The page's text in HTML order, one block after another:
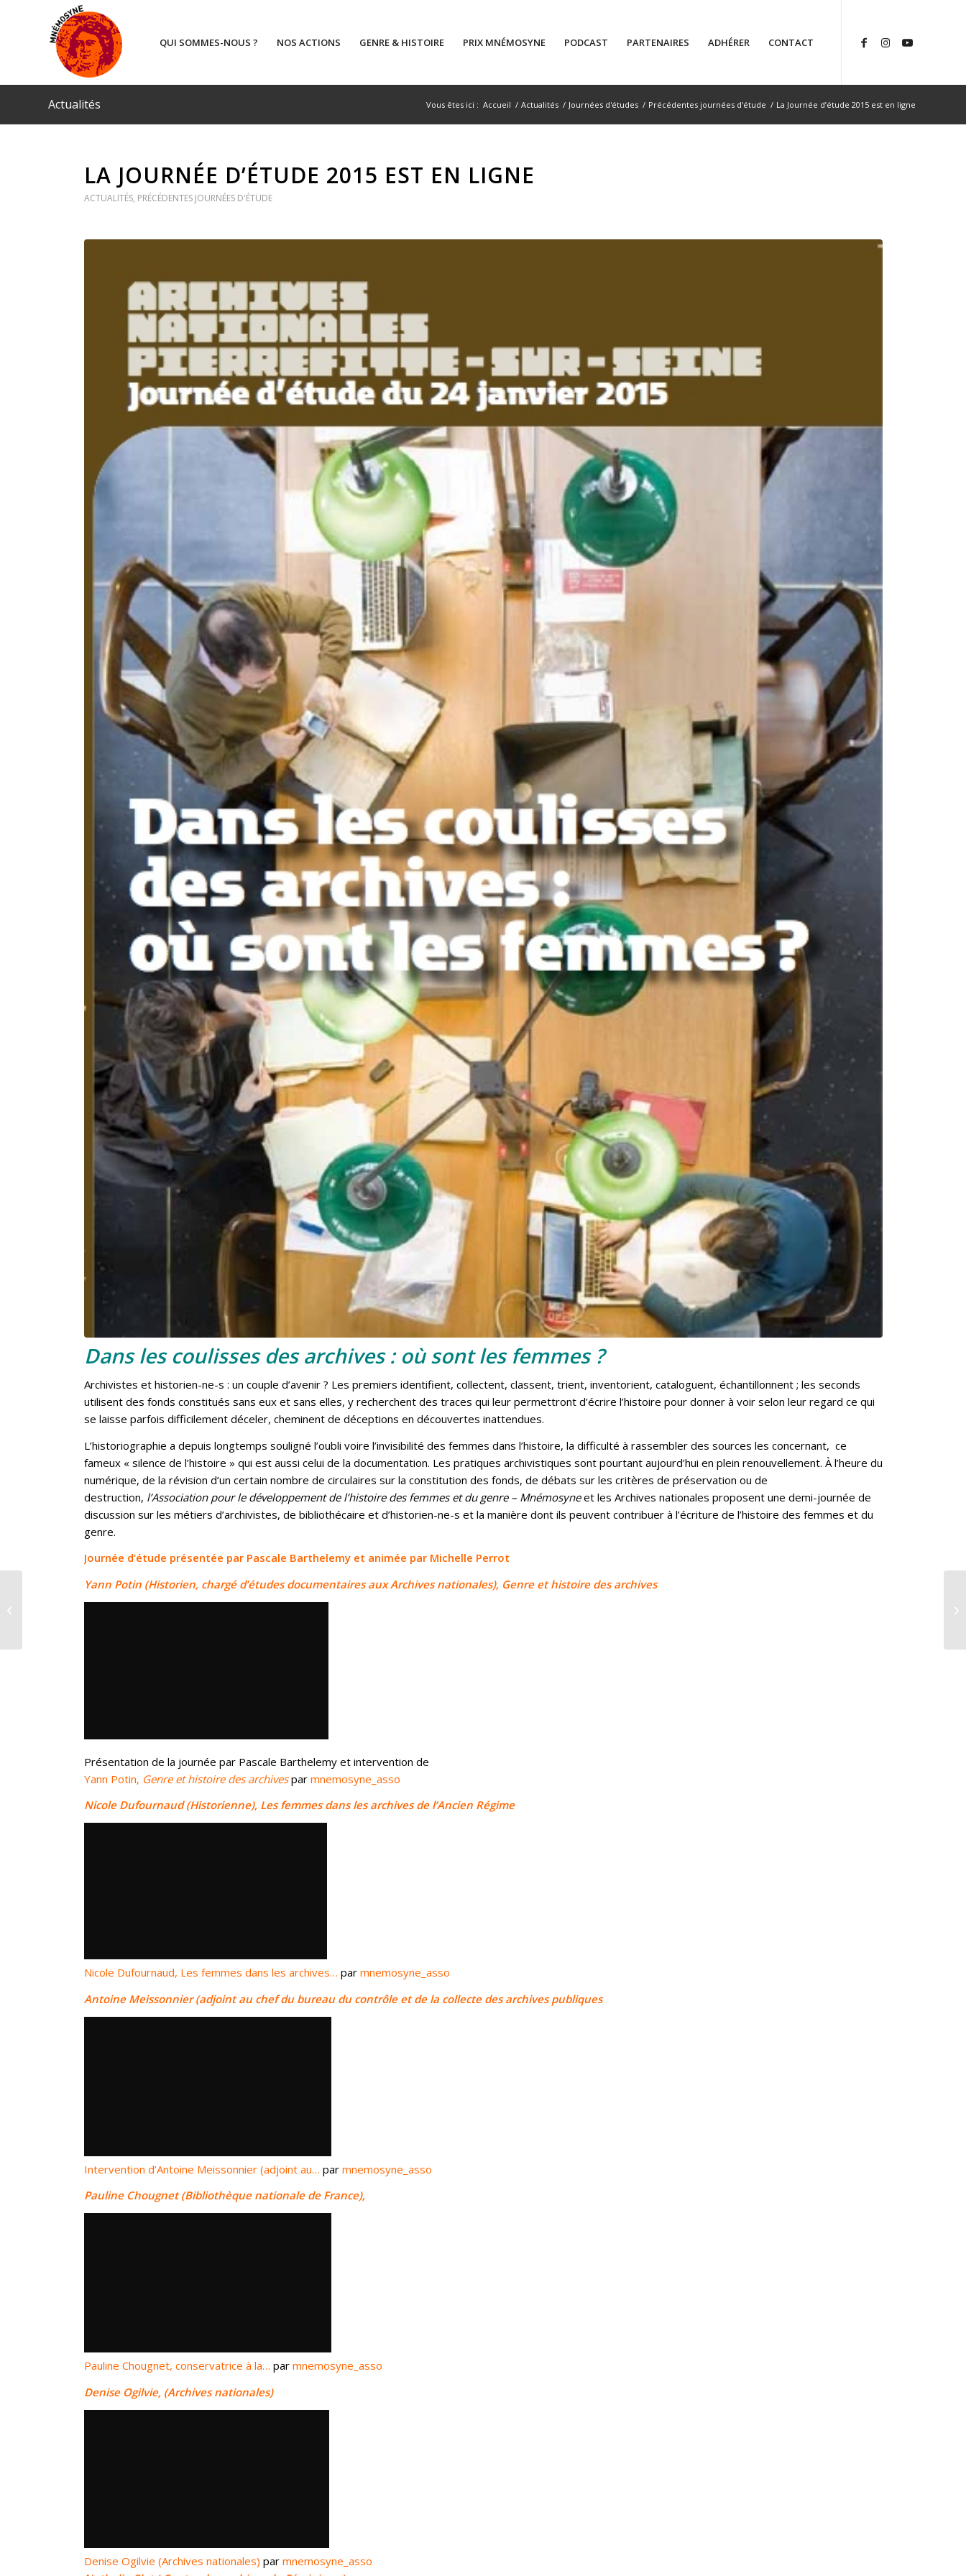
QUI SOMMES-NOUS ? NOS ACTIONS GENRE & HISTOIRE PRIX MNÉMOSYNE PODCAST PARTENAIRES ADHÉRER CONTACT
Actualités Vous êtes ici : Accueil / Actualités / Journées d'études / Précédentes journées d'étude / La Journée d’étude 2015 est en ligne
LA JOURNÉE D’ÉTUDE 2015 EST EN LIGNE
ACTUALITÉS, PRÉCÉDENTES JOURNÉES D'ÉTUDE
Dans les coulisses des archives : où sont les femmes ?
Archivistes et historien-ne-s : un couple d’avenir ? Les premiers identifient, collectent, classent, trient, inventorient, cataloguent, échantillonnent ; les seconds
utilisent des fonds constitués sans eux et sans elles, y recherchent des traces qui leur permettront d’écrire l’histoire pour donner à voir selon leur regard ce qui
se laisse parfois difficilement déceler, cheminent de déceptions en découvertes inattendues.
L’historiographie a depuis longtemps souligné l’oubli voire l’invisibilité des femmes dans l’histoire, la difficulté à rassembler des sources les concernant, ce
fameux « silence de l’histoire » qui est aussi celui de la documentation. Les pratiques archivistiques sont pourtant aujourd’hui en plein renouvellement. À l’heure du
numérique, de la révision d’un certain nombre de circulaires sur la constitution des fonds, de débats sur les critères de préservation ou de
destruction, l’Association pour le développement de l’histoire des femmes et du genre – Mnémosyneet les Archives nationales proposent une demi-journée de
discussion sur les métiers d’archivistes, de bibliothécaire et d’historien-ne-s et la manière dont ils peuvent contribuer à l’écriture de l’histoire des femmes et du
genre.
Journée d’étude présentée par Pascale Barthelemy et animée par Michelle Perrot
Yann Potin (Historien, chargé d’études documentaires aux Archives nationales), Genre et histoire des archives
Présentation de la journée par Pascale Barthelemy et intervention de
Yann Potin, Genre et histoire des archives par mnemosyne_asso
Nicole Dufournaud (Historienne), Les femmes dans les archives de l’Ancien Régime
Nicole Dufournaud, Les femmes dans les archives… par mnemosyne_asso
Antoine Meissonnier (adjoint au chef du bureau du contrôle et de la collecte des archives publiques
Intervention d’Antoine Meissonnier (adjoint au… par mnemosyne_asso
Pauline Chougnet(Bibliothèque nationale de France),
Pauline Chougnet, conservatrice à la… par mnemosyne_asso
Denise Ogilvie, (Archives nationales)
Denise Ogilvie (Archives nationales) par mnemosyne_asso
Clio Women, Gender,